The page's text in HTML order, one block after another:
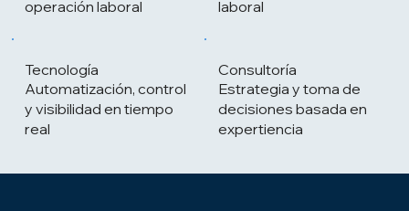
operación laboral
laboral
Tecnología
Automatización, control
y visibilidad en tiempo
real
Consultoría
Estrategia y toma de
decisiones basada en
expertiencia